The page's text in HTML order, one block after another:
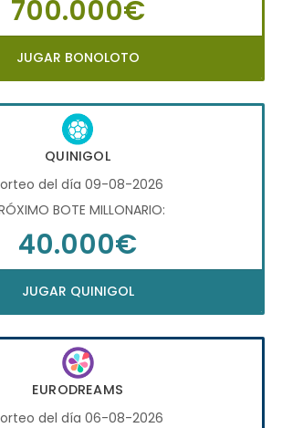
700.000€
JUGAR BONOLOTO
QUINIGOL
del día 09-08-2026
BOTE MILLONARIO:
40.000€
JUGAR QUINIGOL
EURODREAMS
del día 06-08-2026